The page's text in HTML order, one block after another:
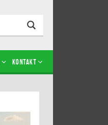
Kontakt